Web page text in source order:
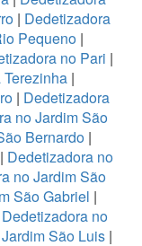
| Dedetizadora
Pequeno|
no Pari |
|
| Dedetizadora
no Jardim São
Bernardo|
| Dedetizadora no
no Jardim São
São Gabriel |
Dedetizadora no
São Luis |